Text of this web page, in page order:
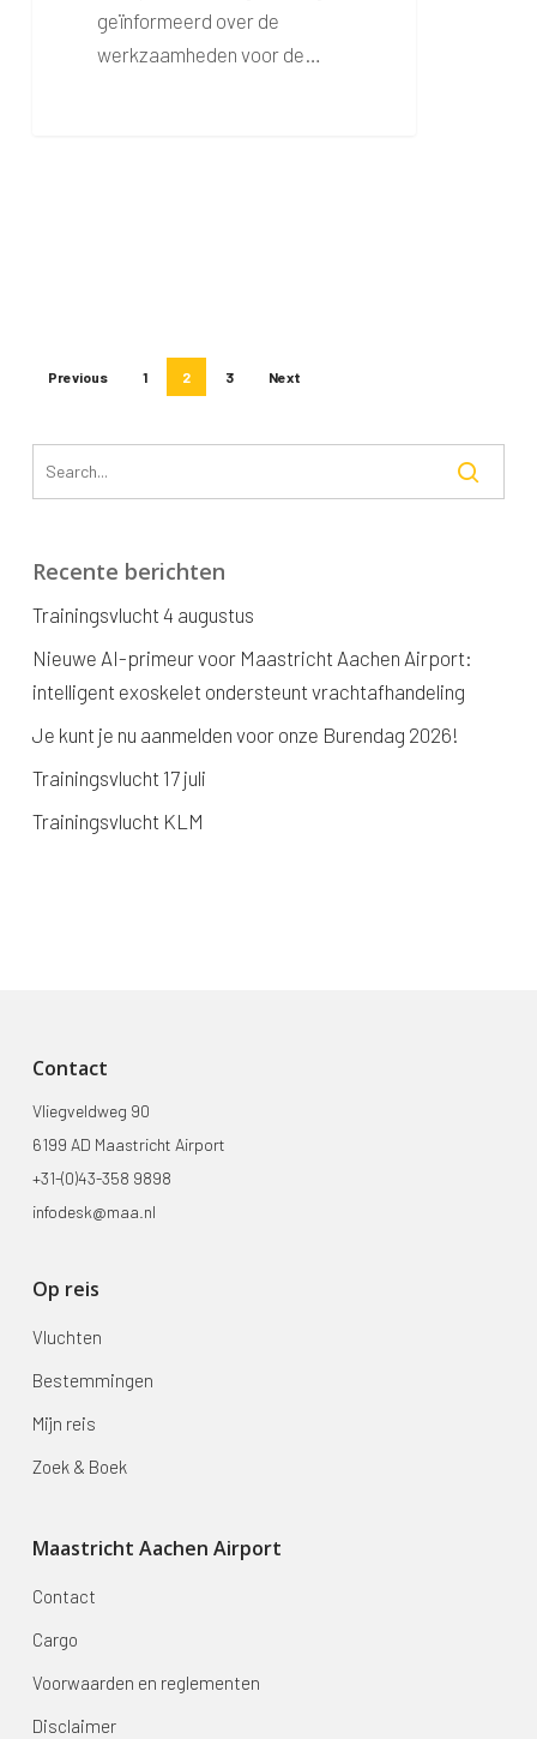
geïnformeerd over de
werkzaamheden voor de…
Previous 1 2 3 Next
Recente berichten
Trainingsvlucht 4 augustus
Nieuwe AI-primeur voor Maastricht Aachen Airport:
intelligent exoskelet ondersteunt vrachtafhandeling
Je kunt je nu aanmelden voor onze Burendag 2026!
Trainingsvlucht 17 juli
Trainingsvlucht KLM
Contact
Vliegveldweg 90
6199 AD Maastricht Airport
+31-(0)43-358 9898
infodesk@maa.nl
Op reis
Vluchten
Bestemmingen
Mijn reis
Zoek & Boek
Maastricht Aachen Airport
Contact
Cargo
Voorwaarden en reglementen
Disclaimer